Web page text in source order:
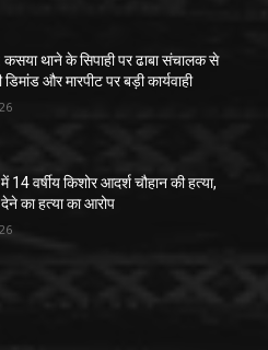
थाने के सिपाही पर ढाबा संचालक से
और मारपीट पर बड़ी कार्यवाही
14 वर्षीय किशोर आदर्श चौहान की हत्या,
देने का हत्या का आरोप